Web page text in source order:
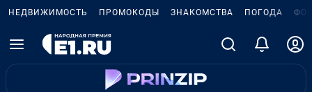
НЕДВИЖИМОСТЬ ПРОМОКОДЫ ЗНАКОМСТВА ПОГОДА